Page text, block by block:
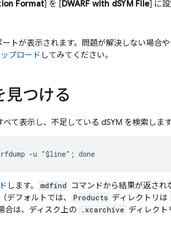
Format] を [DWARF with dSYM File] に設
ートが表示されます。問題が解決しない場合
プロード してみてください。
見つける
て表示し、不足している dSYM を検索します
-u "$line"; done
します。 mdfind コマンドから結果が返され
デフォルトでは、 Products ディレクトリは
合は、ディスク上の
.xcarchive ディレクト